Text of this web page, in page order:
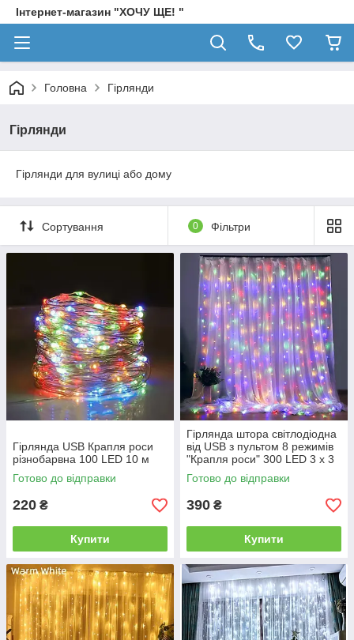
Інтернет-магазин "ХОЧУ ЩЕ! "
Головна Гірлянди
Гірлянди
Гірлянди для вулиці або дому
Сортування 0 Фільтри
Гірлянда USB Крапля роси
різнобарвна 100 LED 10 м
Готово до відправки
220 ₴
Купити
Гірлянда штора світлодіодна
від USB з пультом 8 режимів
"Крапля роси" 300 LED 3 х 3
метр
Готово до відправки
390 ₴
Купити